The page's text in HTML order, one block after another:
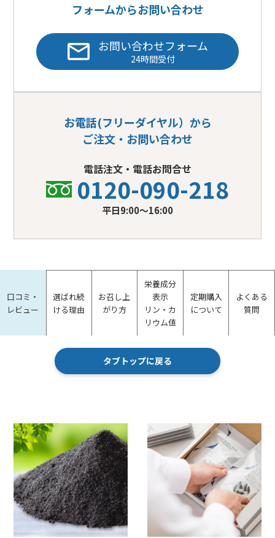
フォームからお問い合わせ
お問い合わせフォーム
24時間受付
お電話(フリーダイヤル）から
ご注文・お問い合わせ
電話注文・電話お問合せ
0120-090-218
平日9:00〜16:00
口コミ・
レビュー
選ばれ続
ける理由
お召し上
がり方
栄養成分
表示
リン・カ
リウム値
定期購入
について
よくある
質問
タブトップに戻る